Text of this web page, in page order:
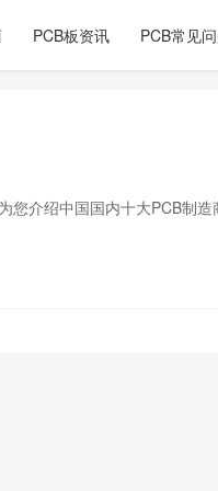
PCB板资讯 PCB常见
您介绍中国国内十大PCB制